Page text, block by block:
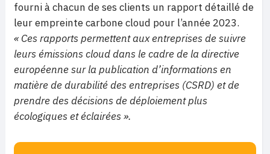
fourni à chacun de ses clients un rapport détaillé de
leur empreinte carbone cloud pour l’année 2023.
« Ces rapports permettent aux entreprises de suivre
leurs émissions cloud dans le cadre de la directive
européenne sur la publication d’informations en
matière de durabilité des entreprises (CSRD) et de
prendre des décisions de déploiement plus
écologiques et éclairées ».